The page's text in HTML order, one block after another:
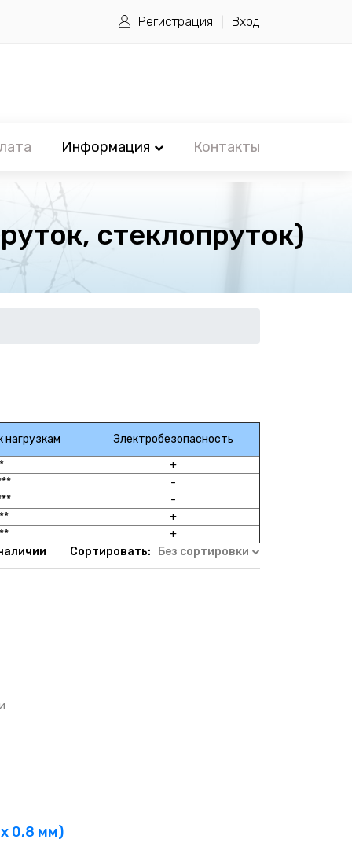
Регистрация Вход
Информация Контакты
стеклопруток)
нагрузкам
Электробезопасность
+
-
-
+
+
Сортировать:
Без сортировки
0,8 мм)